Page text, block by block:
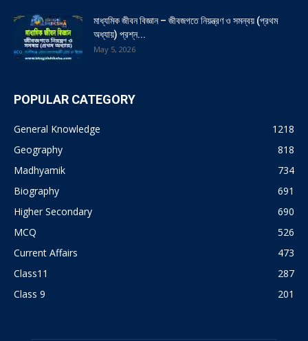
মাধ্যমিক জীবন বিজ্ঞান – জীবজগতে নিয়ন্ত্রণ ও সমন্বয় (প্রথম
অধ্যায়) প্রশ্ন...
May 5, 2026
POPULAR CATEGORY
General Knowledge
1218
Geography
818
Madhyamik
734
Biography
691
Higher Secondary
690
MCQ
526
Current Affairs
473
Class11
287
Class 9
201